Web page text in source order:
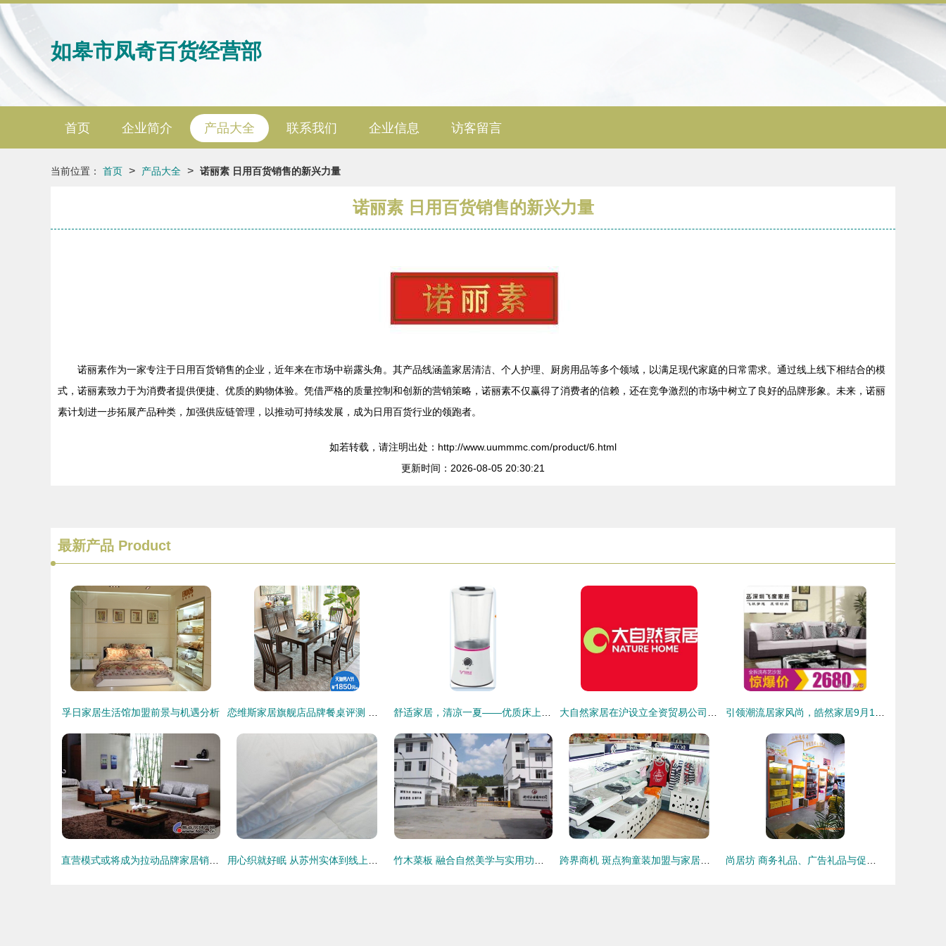
如皋市凤奇百货经营部
首页 企业简介 产品大全 联系我们 企业信息 访客留言
当前位置： 首页 > 产品大全 > 诺丽素 日用百货销售的新兴力量
诺丽素 日用百货销售的新兴力量
诺丽素作为一家专注于日用百货销售的企业，近年来在市场中崭露头角。其产品线涵盖家居清洁、个人护理、厨房用品等多个领域，以满足现代家庭的日常需求。通过线上线下相结合的模
式，诺丽素致力于为消费者提供便捷、优质的购物体验。凭借严格的质量控制和创新的营销策略，诺丽素不仅赢得了消费者的信赖，还在竞争激烈的市场中树立了良好的品牌形象。未来，诺丽
素计划进一步拓展产品种类，加强供应链管理，以推动可持续发展，成为日用百货行业的领跑者。
如若转载，请注明出处：http://www.uummmc.com/product/6.html
更新时间：2026-08-05 20:30:21
最新产品 Product
孚日家居生活馆加盟前景与机遇分析